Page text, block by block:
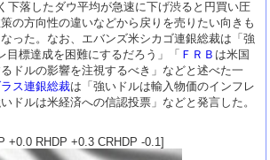
下落したダウ平均が急速に下げ渋ると円買い圧
の方向性の違いなどから戻りを売りたい向きも
った。なお、エバンズ米シカゴ連銀総裁は「強
目標達成を困難にするだろう」「 ＦＲＢ は米国
ドルの影響を注視するべき」などと述べた一
ス連銀総裁は「強いドルは輸入物価のインフレ
ドルは米経済への信認投票」などと発言した。
RHDP +0.3 CRHDP -0.1]